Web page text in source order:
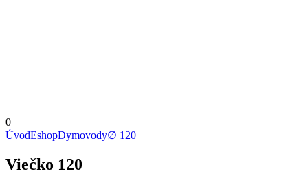
0
ÚvodEshopDymovody∅ 120
Viečko 120